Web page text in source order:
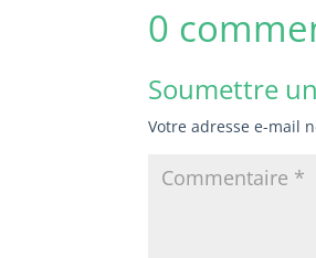
0
Soumettre
Votre adresse e-mail